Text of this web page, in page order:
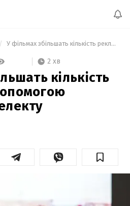
У фільмах збільшать кількість реклами за допомогою штучного інтелекту
2 хв
кількість